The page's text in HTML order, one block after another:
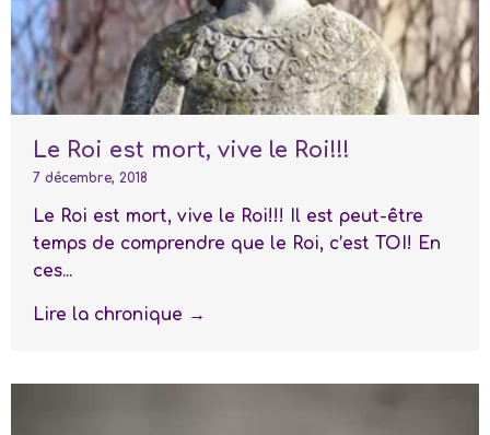
Le Roi est mort, vive le Roi!!!
7 décembre, 2018
Le Roi est mort, vive le Roi!!! Il est peut-être
temps de comprendre que le Roi, c’est TOI! En
ces...
Lire la chronique →